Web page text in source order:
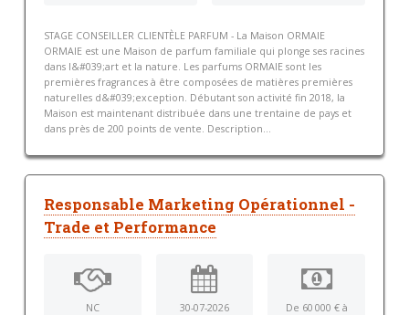
STAGE CONSEILLER CLIENTÈLE PARFUM - La Maison ORMAIE
ORMAIE est une Maison de parfum familiale qui plonge ses racines
dans l&#039;art et la nature. Les parfums ORMAIE sont les
premières fragrances à être composées de matières premières
naturelles d&#039;exception. Débutant son activité fin 2018, la
Maison est maintenant distribuée dans une trentaine de pays et
dans près de 200 points de vente. Description...
Responsable Marketing Opérationnel -
Trade et Performance
NC 30-07-2026
De 60 000 € à